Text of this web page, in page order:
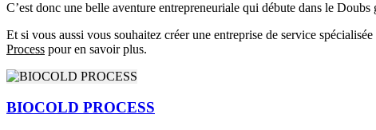
C’est donc une belle aventure entrepreneuriale qui débute dans le
Et si vous aussi vous souhaitez créer une entreprise de service
Process pour en savoir plus.
BIOCOLD PROCESS